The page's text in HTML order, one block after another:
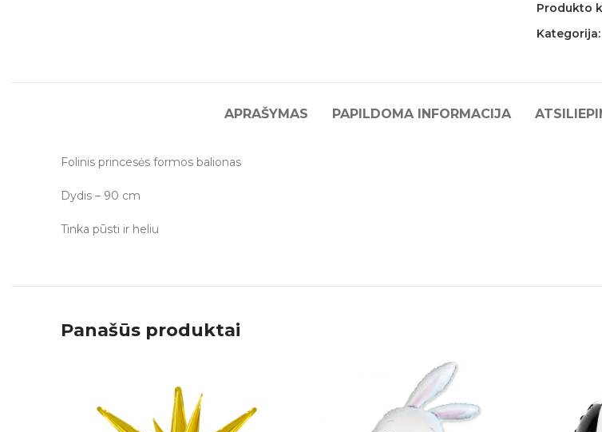
Produkto
Kategorija:
APRAŠYMAS PAPILDOMA INFORMACIJA
Folinis princesės formos balionas
Dydis – 90 cm
Tinka pūsti ir heliu
Panašūs produktai